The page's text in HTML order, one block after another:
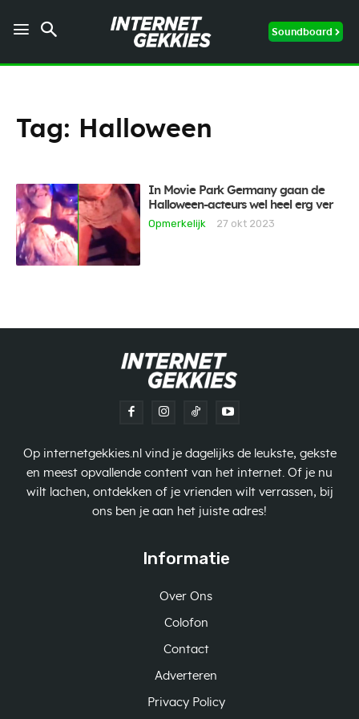
Soundboard
Tag: Halloween
In Movie Park Germany gaan de
Halloween-acteurs wel heel erg ver
Opmerkelijk
27 okt 2023
Op internetgekkies.nl vind je dagelijks de leukste, gekste
en meest opvallende content van het internet. Of je nu
wilt lachen, ontdekken of je vrienden wilt verrassen, bij
ons ben je aan het juiste adres!
Informatie
Over Ons
Colofon
Contact
Adverteren
Privacy Policy